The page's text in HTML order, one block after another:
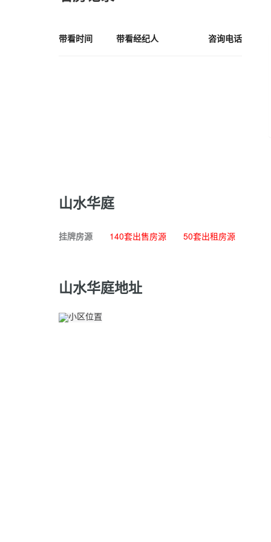
带看时间 带看经纪人 咨询电话
山水华庭
挂牌房源 140套出售房源 50套出租房源
山水华庭地址